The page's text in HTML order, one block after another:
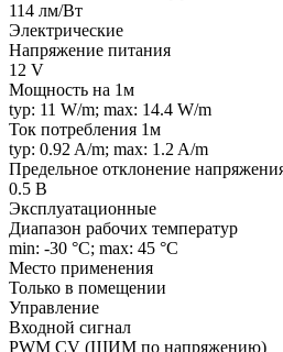
114 лм/Вт
Электрические
Напряжение питания
12 V
Мощность на 1м
typ: 11 W/m; max: 14.4 W/m
Ток потребления 1м
typ: 0.92 A/m; max: 1.2 A/m
Предельное отклонение
0.5 В
Эксплуатационные
Диапазон рабочих температур
min: -30 °C; max: 45 °C
Место применения
Только в помещении
Управление
Входной сигнал
PWM СV (ШИМ по напряжению)